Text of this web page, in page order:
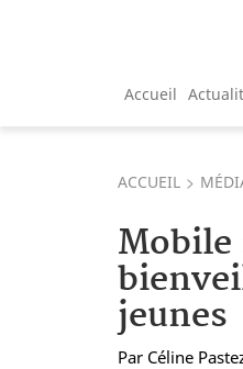
Accueil
ACCUEIL
Mobile
jeunes
Par Céline